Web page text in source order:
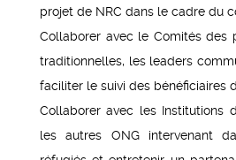
projet de NRC dans le cadre du
Collaborer avec le Comités des
traditionnelles, les leaders
faciliter le suivi des bénéficiaires
Collaborer avec les Institutions
les autres ONG intervenant